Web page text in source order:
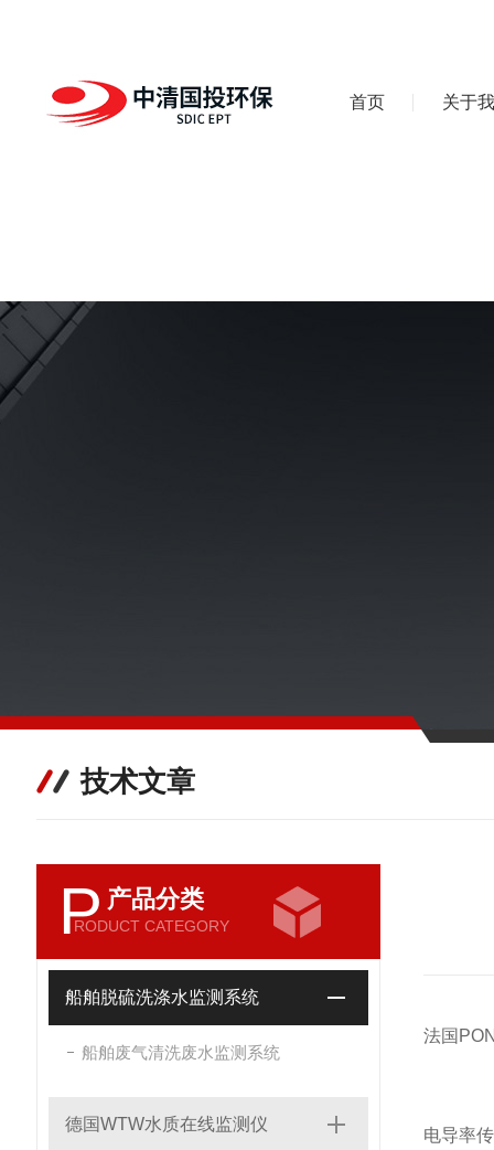
首页 关于
技术文章
P 产品分类
RODUCT CATEGORY
船舶脱硫洗涤水监测系统
船舶废气清洗废水监测系统
德国WTW水质在线监测仪
法国
电导率